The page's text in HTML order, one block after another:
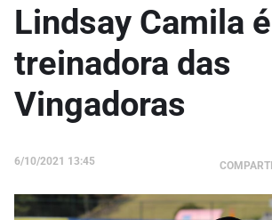
Lindsay Camila
treinadora das
Vingadoras
6/10/2021 13:45